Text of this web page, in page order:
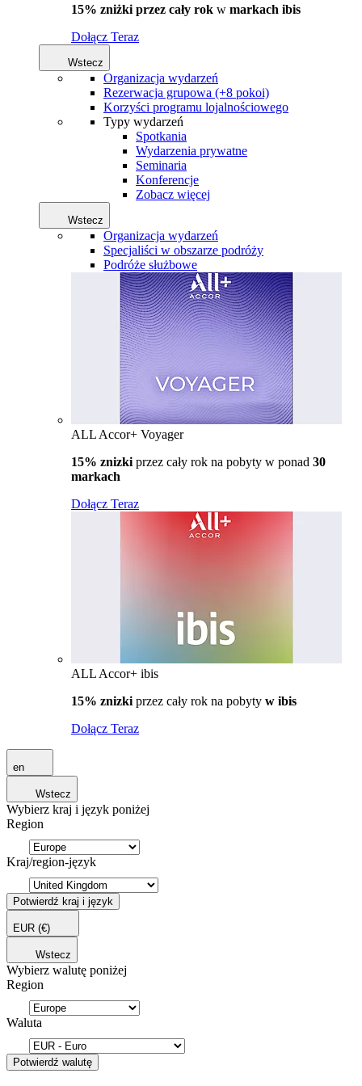
15% zniżki przez cały rok w markach ibis
Dołącz Teraz
Wstecz
Organizacja wydarzeń
Rezerwacja grupowa (+8 pokoi)
Korzyści programu lojalnościowego
Typy wydarzeń
Spotkania
Wydarzenia prywatne
Seminaria
Konferencje
Zobacz więcej
Wstecz
Organizacja wydarzeń
Specjaliści w obszarze podróży
Podróże służbowe
ALL Accor+ Voyager
15% znizki przez cały rok na pobyty w ponad 30
markach
Dołącz Teraz
ALL Accor+ ibis
15% znizki przez cały rok na pobyty w ibis
Dołącz Teraz
en
Wstecz
Wybierz kraj i język poniżej
Region
Kraj/region-język
Potwierdź kraj i język
EUR (€)
Wstecz
Wybierz walutę poniżej
Region
Waluta
Potwierdź walutę